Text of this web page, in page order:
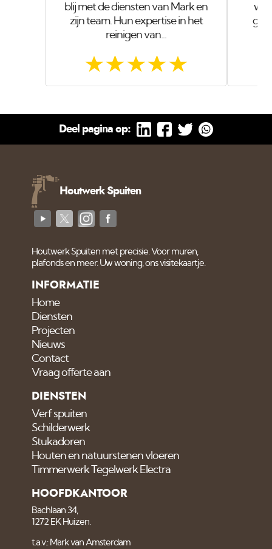
blij met de diensten van Mark en
zijn team. Hun expertise in het
reinigen van...
Deel pagina op:
Houtwerk Spuiten
Houtwerk Spuiten met precisie. Voor muren,
plafonds en meer. Uw woning, ons visitekaartje.
INFORMATIE
Home
Diensten
Projecten
Nieuws
Contact
Vraag offerte aan
DIENSTEN
Verf spuiten
Schilderwerk
Stukadoren
Houten en natuurstenen vloeren
Timmerwerk Tegelwerk Electra
HOOFDKANTOOR
Bachlaan 34,
1272 EK Huizen.
t.a.v.: Mark van Amsterdam